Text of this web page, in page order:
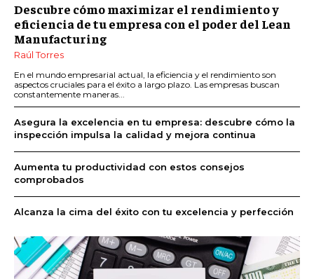
Descubre cómo maximizar el rendimiento y
eficiencia de tu empresa con el poder del Lean
Manufacturing
Raúl Torres
En el mundo empresarial actual, la eficiencia y el rendimiento son
aspectos cruciales para el éxito a largo plazo. Las empresas buscan
constantemente maneras...
Asegura la excelencia en tu empresa: descubre cómo la
inspección impulsa la calidad y mejora continua
Aumenta tu productividad con estos consejos
comprobados
Alcanza la cima del éxito con tu excelencia y perfección